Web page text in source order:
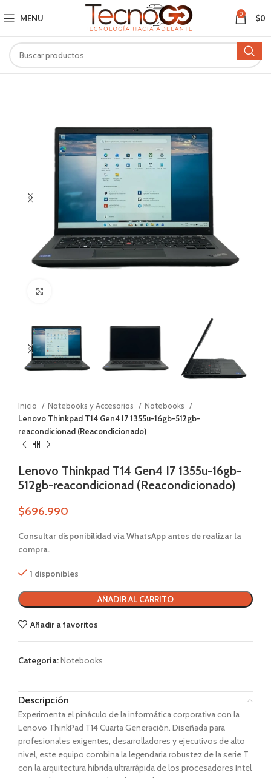
MENU 0 $0
Inicio Notebooks y Accesorios
Notebooks
Lenovo Thinkpad T14 Gen4 I7 1355u-16gb-512gb-
reacondicionad (Reacondicionado)
Lenovo Thinkpad T14 Gen4 I7 1355u-16gb-
512gb-reacondicionad (Reacondicionado)
$696.990
Consultar disponibilidad vía WhatsApp antes de realizar la
compra.
1 disponibles
AÑADIR AL CARRITO
Añadir a favoritos
Categoría:Notebooks
Descripción
Experimenta el pináculo de la informática corporativa con la
Lenovo ThinkPad T14 Cuarta Generación. Diseñada para
profesionales exigentes, desarrolladores y ejecutivos de alto
nivel, este equipo combina la legendaria robustez de la serie T
con la arquitectura híbrida ultrarrápida de los procesadores Intel